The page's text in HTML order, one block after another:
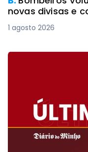
novas divisas e
1 agosto 2026